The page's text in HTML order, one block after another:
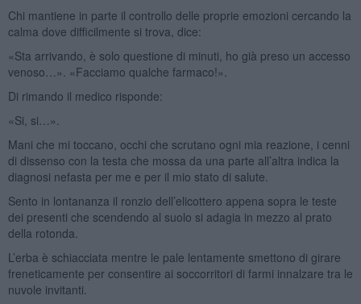
Chi mantiene in parte il controllo delle proprie emozioni cercando la
calma dove difficilmente si trova, dice:
«Sta arrivando, è solo questione di minuti, ho già preso un accesso
venoso…». «Facciamo qualche farmaco!».
Di rimando il medico risponde:
«Si, si…».
Mani che mi toccano, occhi che scrutano ogni mia reazione, i cenni
di dissenso con la testa che mossa da una parte all’altra indica la
diagnosi nefasta per me e per il mio stato di salute.
Sento in lontananza il ronzio dell’elicottero appena sopra le teste
dei presenti che scendendo al suolo si adagia in mezzo al prato
della rotonda.
L’erba è schiacciata mentre le pale lentamente smettono di girare
freneticamente per consentire ai soccorritori di farmi innalzare tra le
nuvole invitanti.